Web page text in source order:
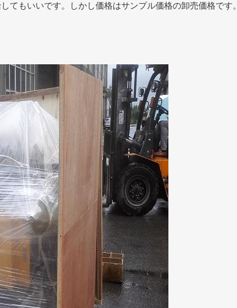
てもいいです。しかし価格はサンプル価格の卸売価格です。